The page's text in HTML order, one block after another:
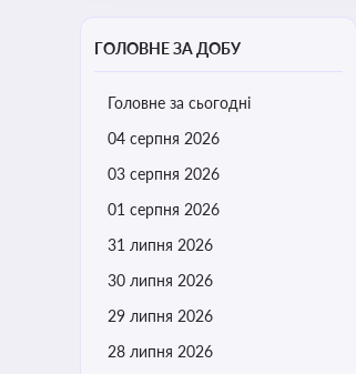
ГОЛОВНЕ ЗА ДОБУ
Головне за сьогодні
04 серпня 2026
03 серпня 2026
01 серпня 2026
31 липня 2026
30 липня 2026
29 липня 2026
28 липня 2026